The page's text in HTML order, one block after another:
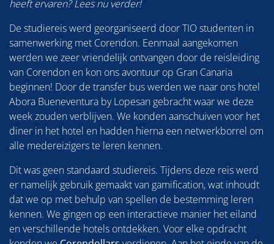
heeft ervaren? Lees nu verder!
De studiereis werd georganiseerd door TIO studenten in
samenwerking met Corendon. Eenmaal aangekomen
werden we zeer vriendelijk ontvangen door de reisleiding
van Corendon en kon ons avontuur op Gran Canaria
beginnen! Door de transfer bus werden we naar ons hotel
Abora Bueneventura by Lopesan gebracht waar we deze
week zouden verblijven. We konden aanschuiven voor het
diner in het hotel en hadden hierna een netwerkborrel om
alle medereizigers te leren kennen.
Dit was geen standaard studiereis. Tijdens deze reis werd
er namelijk gebruik gemaakt van gamification, wat inhoudt
dat we op met behulp van spellen de bestemming leren
kennen. We gingen op een interactieve manier het eiland
en verschillende hotels ontdekken. Voor elke opdracht